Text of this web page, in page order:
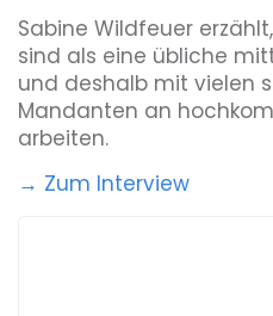
Sabine Wildfeuer
sind als eine übliche
und deshalb mit vielen
Mandanten an
arbeiten.
→ Zum Interview